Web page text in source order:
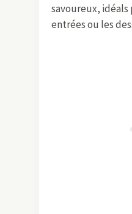
savoureux, idéals
entrées ou les